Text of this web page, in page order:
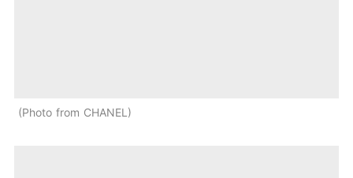
Photo from CHANEL